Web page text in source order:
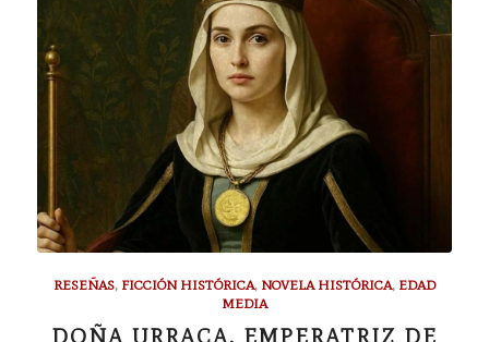
RESEÑAS, FICCIÓN HISTÓRICA, NOVELA HISTÓRICA, EDAD
MEDIA
DOÑA URRACA, EMPERATRIZ DE